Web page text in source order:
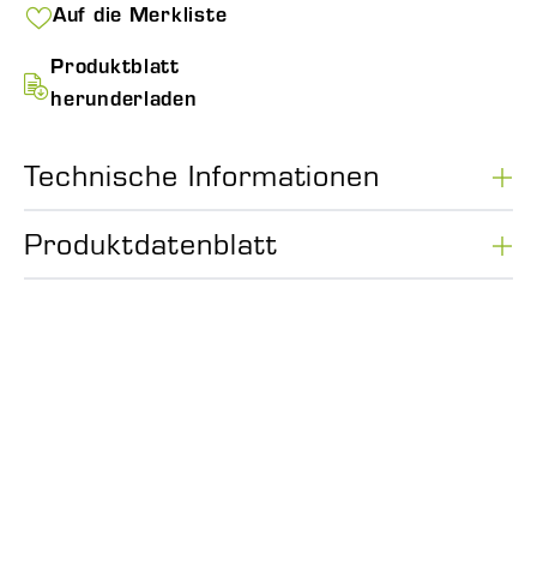
Auf die Merkliste
Produktblatt
herunderladen
Technische Informationen
Produktdatenblatt